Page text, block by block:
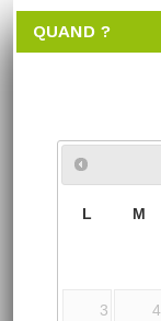
QUAND ?
L M
3 4